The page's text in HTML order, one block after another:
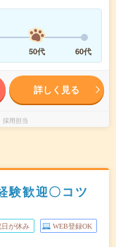
50代 60代
詳しく見る
用担当
験歓迎〇コツ
日が休み WEB登録OK